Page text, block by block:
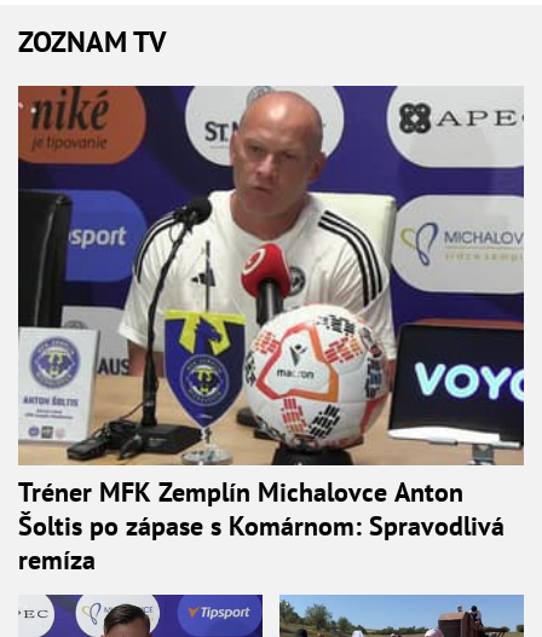
ZOZNAM TV
Tréner MFK Zemplín Michalovce Anton
Šoltis po zápase s Komárnom: Spravodlivá
remíza